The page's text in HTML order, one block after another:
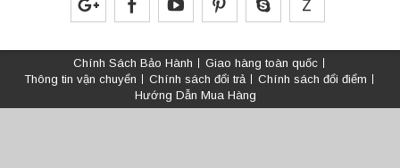
Chính Sách Bảo Hành
Giao hàng toàn quốc
Thông tin vận chuyển
Chính sách đổi trả
Chính sách đổi điểm
Hướng Dẫn Mua Hàng